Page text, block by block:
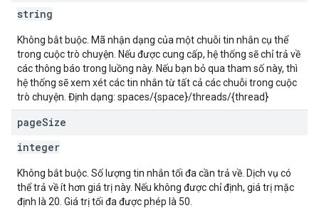
string
Không bắt buộc. Mã nhận dạng của một chuỗi tin nhắn cụ thể
trong cuộc trò chuyện. Nếu được cung cấp, hệ thống sẽ chỉ trả về
các thông báo trong luồng này. Nếu bạn bỏ qua tham số này, thì
hệ thống sẽ xem xét các tin nhắn từ tất cả các chuỗi trong cuộc
trò chuyện. Định dạng: spaces/{space}/threads/{thread}
pageSize
integer
Không bắt buộc. Số lượng tin nhắn tối đa cần trả về. Dịch vụ có
thể trả về ít hơn giá trị này. Nếu không được chỉ định, giá trị mặc
định là 20. Giá trị tối đa được phép là 50.